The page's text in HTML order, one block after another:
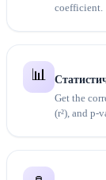
coefficient.
📊
Get the
(r²), and p-